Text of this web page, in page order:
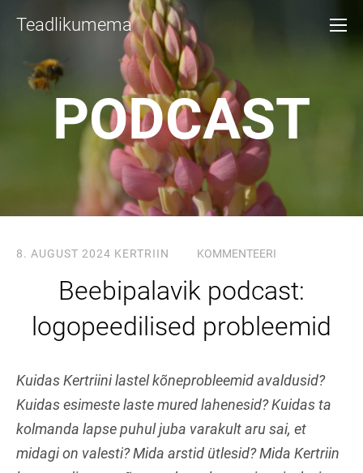
Teadlikumema
PODCAST
8. AUGUST 2024 KERTRIIN KOMMENTEERI
Beebipalavik podcast:
logopeedilised probleemid
Kuidas Kertriini lastel kõneprobleemid avaldusid?
Kuidas esimeste laste mured lahenesid? Kuidas ta
kolmanda lapse puhul juba varakult aru sai, et
midagi on valesti? Mida arstid ütlesid? Mida Kertriin